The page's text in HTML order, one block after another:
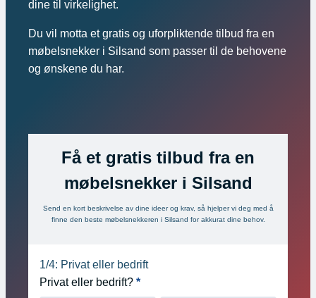
dine til virkelighet.
Du vil motta et gratis og uforpliktende tilbud fra en
møbelsnekker i Silsand som passer til de behovene
og ønskene du har.
Få et gratis tilbud fra en
møbelsnekker i Silsand
Send en kort beskrivelse av dine ideer og krav, så hjelper vi deg med å
finne den beste møbelsnekkeren i Silsand for akkurat dine behov.
hero
1/4: Privat eller bedrift
Privat eller bedrift? *